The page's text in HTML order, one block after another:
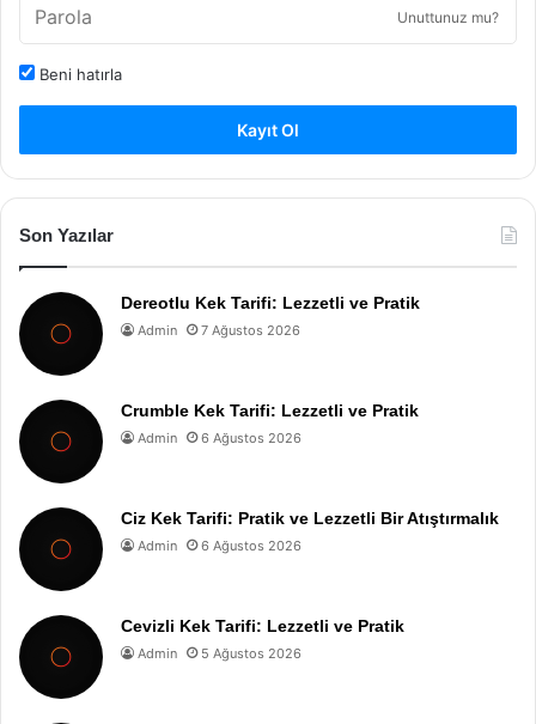
Unuttunuz mu?
Beni hatırla
Kayıt Ol
Son Yazılar
Dereotlu Kek Tarifi: Lezzetli ve Pratik
Admin 7 Ağustos 2026
Crumble Kek Tarifi: Lezzetli ve Pratik
Admin 6 Ağustos 2026
Ciz Kek Tarifi: Pratik ve Lezzetli Bir Atıştırmalık
Admin 6 Ağustos 2026
Cevizli Kek Tarifi: Lezzetli ve Pratik
Admin 5 Ağustos 2026